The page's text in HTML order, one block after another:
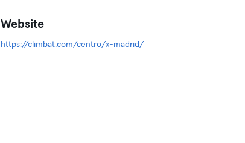
Website
https://climbat.com/centro/x-madrid/